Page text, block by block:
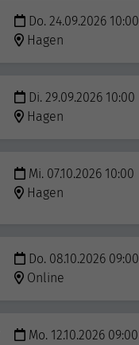
Do. 24.09.2026 10:00
Hagen
Di. 29.09.2026 10:00
Hagen
Mi. 07.10.2026 10:00
Hagen
Do. 08.10.2026 09:00
Online
Mo. 12.10.2026 09:00